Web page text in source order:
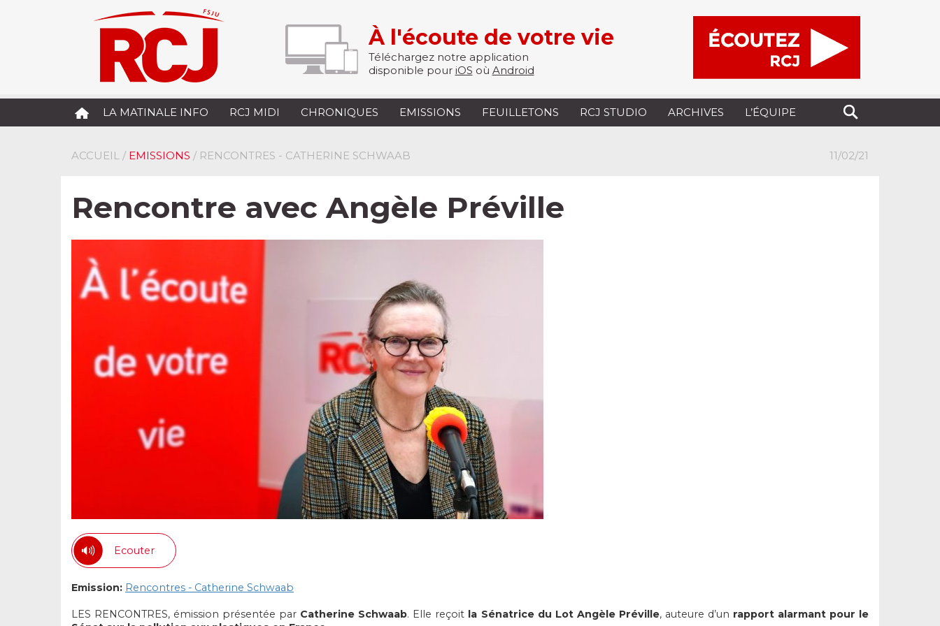
À l'écoute de votre vie
Téléchargez notre application
disponible pour iOS où Android
LA MATINALE INFO RCJ MIDI CHRONIQUES EMISSIONS FEUILLETONS RCJ STUDIO ARCHIVES L’ÉQUIPE
ACCUEIL / EMISSIONS / RENCONTRES - CATHERINE SCHWAAB 11/02/21
Rencontre avec Angèle Préville
Ecouter
Emission: Rencontres - Catherine Schwaab
LES RENCONTRES, émission présentée par Catherine Schwaab. Elle reçoit la Sénatrice du Lot Angèle Préville, auteure d’un rapport alarmant pour le